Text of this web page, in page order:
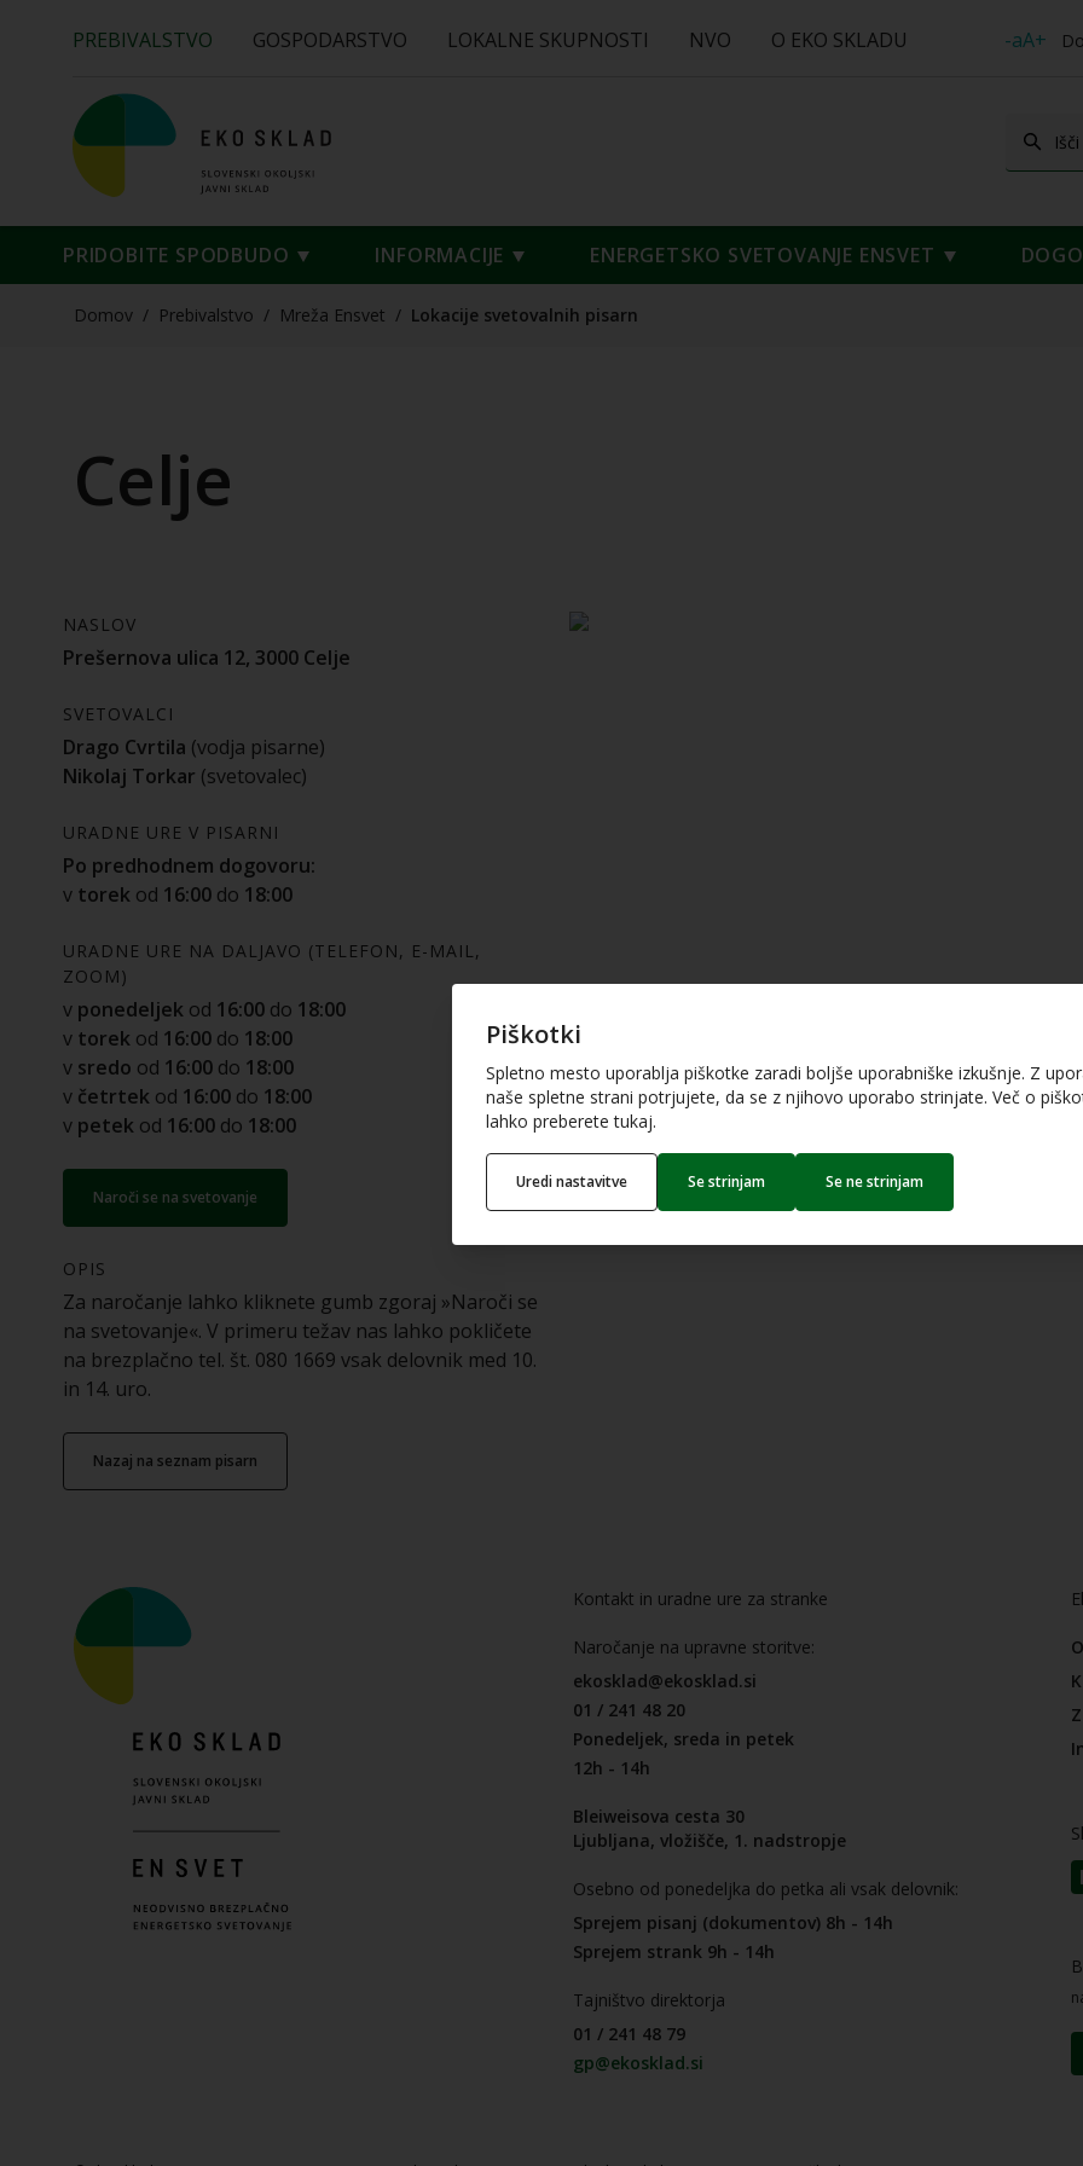
PREBIVALSTVO GOSPODARSTVO LOKALNE SKUPNOSTI NVO O EKO SKLADU -aA+
PRIDOBITE SPODBUDO INFORMACIJE ENERGETSKO SVETOVANJE ENSVET
Domov / Prebivalstvo / Mreža Ensvet / Lokacije svetovalnih pisarn
Celje
NASLOV
Prešernova ulica 12, 3000 Celje
SVETOVALCI
Drago Cvrtila (vodja pisarne)
Nikolaj Torkar (svetovalec)
URADNE URE V PISARNI
Po predhodnem dogovoru:
v torek od 16:00 do 18:00
URADNE URE NA DALJAVO (TELEFON, E-MAIL,
ZOOM)
v ponedeljek od 16:00 do 18:00
v torek od 16:00 do 18:00
v sredo od 16:00 do 18:00
v četrtek od 16:00 do 18:00
v petek od 16:00 do 18:00
Naroči se na svetovanje
OPIS
Za naročanje lahko kliknete gumb zgoraj »Naroči se
na svetovanje«. V primeru težav nas lahko pokličete
na brezplačno tel. št. 080 1669 vsak delovnik med 10.
in 14. uro.
nazaj na seznam pisarn
Kontakt in uradne ure za stranke
Naročanje na upravne storitve:
ekosklad@ekosklad.si
01 / 241 48 20
Ponedeljek, sreda in petek
12h - 14h
Bleiweisova cesta 30
Ljubljana, vložišče, 1. nadstropje
Osebno od ponedeljka do petka ali vsak delovnik:
Sprejem pisanj (dokumentov) 8h - 14h
Sprejem strank 9h - 14h
Tajništvo direktorja
01 / 241 48 79
gp@ekosklad.si
Piškotki
Spletno mesto uporablja piškotke zaradi boljše uporabniške izkušnje. Z
naše spletne strani potrjujete, da se z njihovo uporabo strinjate. Več o
lahko preberete tukaj.
Uredi nastavitve Se strinjam Se ne strinjam